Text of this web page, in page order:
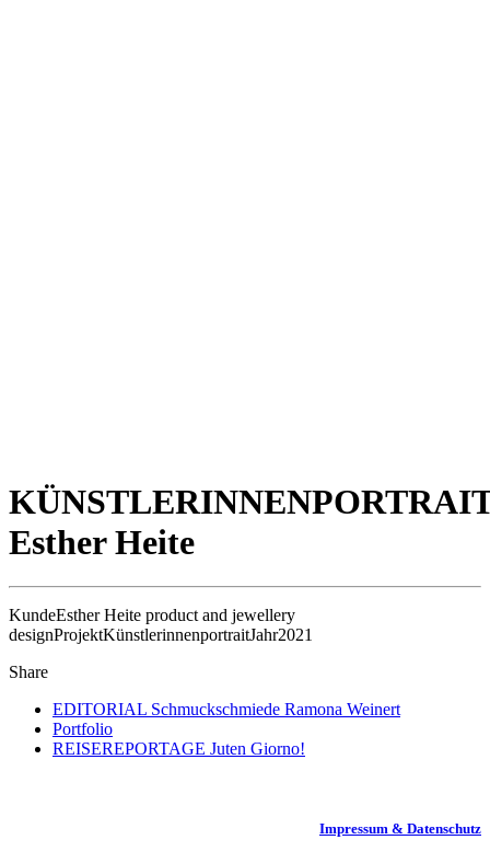
Esther Heite
KundeEsther Heite product and jewellery
designProjektKünstlerinnenportraitJahr2021
Share
EDITORIAL Schmuckschmiede Ramona Weinert
Portfolio
REISEREPORTAGE Juten Giorno!
Impressum & Datenschutz